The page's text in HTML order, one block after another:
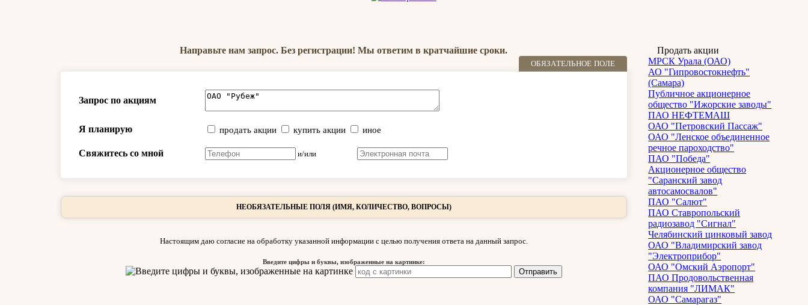
Направьте нам запрос. Без регистрации! Мы ответим в кратчайшие сроки.
ОБЯЗАТЕЛЬНОЕ ПОЛЕ
Запрос по акциям
Я планирую продать акции купить акции иное
Свяжитесь со мной и/или
НЕОБЯЗАТЕЛЬНЫЕ ПОЛЯ (ИМЯ, КОЛИЧЕСТВО, ВОПРОСЫ)
Настоящим даю согласие на обработку указанной информации с целью получения ответа на данный запрос.
Введите цифры и буквы, изображенные на картинке:
Продать акции
МРСК Урала (ОАО)
АО "Гипровостокнефть"
(Самара)
Публичное акционерное
общество "Ижорские заводы"
ПАО НЕФТЕМАШ
ОАО "Петровский Пассаж"
ОАО "Ленское объединенное
речное пароходство"
ПАО "Победа"
Акционерное общество
"Саранский завод
автосамосвалов"
ПАО "Салют"
ПАО Ставропольский
радиозавод "Сигнал"
Челябинский цинковый завод
ОАО "Владимирский завод
"Электроприбор"
ОАО "Омский Аэропорт"
ПАО Продовольственная
компания "ЛИМАК"
ОАО "Самарагаз"